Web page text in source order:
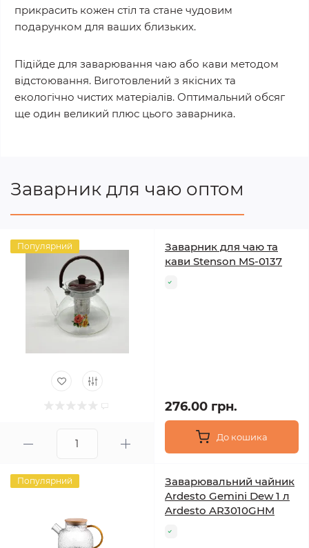
прикрасить кожен стіл та стане чудовим
подарунком для ваших близьких.
Підійде для заварювання чаю або кави методом
відстоювання. Виготовлений з якісних та
екологічно чистих матеріалів. Оптимальний обсяг
ще один великий плюс цього заварника.
Заварник для чаю оптом
Популярний
Заварник для чаю та
кави Stenson MS-0137
276.00 грн.
До кошика
Популярний
Заварювальний чайник
Ardesto Gemini Dew 1 л
Ardesto AR3010GHM